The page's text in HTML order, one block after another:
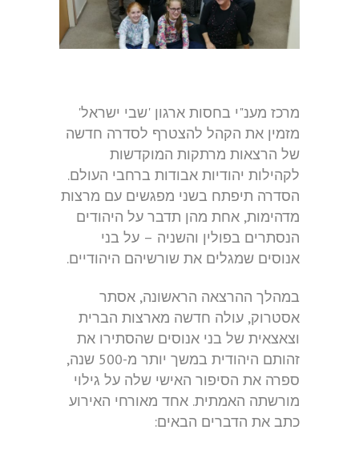
מרכז מענ"י בחסות ארגון 'שבי ישראל'
מזמין את הקהל להצטרף לסדרה חדשה
של הרצאות מרתקות המוקדשות
לקהילות יהודיות אבודות ברחבי העולם.
הסדרה תיפתח בשני מפגשים עם מרצות
מדהימות, אחת מהן תדבר על היהודים
הנסתרים בפולין והשניה – על בני
אנוסים שמגלים את שורשיהם היהודיים.
במהלך ההרצאה הראשונה, אסתר
אסטרוק, עולה חדשה מארצות הברית
וצאצאית של בני אנוסים שהסתירו את
זהותם היהודית במשך יותר מ-500 שנה,
ספרה את הסיפור האישי שלה על גילוי
מורשתה האמתית. אחד מאורחי האירוע
כתב את הדברים הבאים: